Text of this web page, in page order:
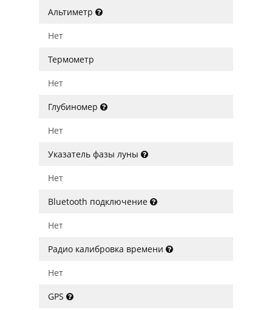
Альтиметр
Нет
Термометр
Нет
Глубиномер
Нет
Указатель фазы луны
Нет
Bluetooth подключение
Нет
Радио калибровка времени
Нет
GPS